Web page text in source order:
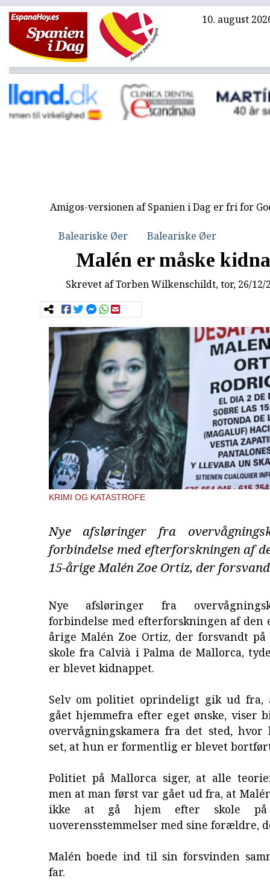
10. august
Amigos-versionen af Spanien i Dag er fri for
Baleariske Øer Baleariske Øer
Malén er måske
Skrevet afTorben Wilkenschildt, tor, 26/12/
KRIMI OG KATASTROFE
Nye afsløringer fra
forbindelse med efterforskningen af
15-årige Malén Zoe Ortiz, der
Nye afsløringer fra
forbindelse med efterforskningen af den
årige Malén Zoe Ortiz, der forsvandt
skole fra Calvià i Palma de Mallorca,
er blevet kidnappet.
Selv om politiet oprindeligt gik ud fra,
gået hjemmefra efter eget ønske, viser
overvågningskamera fra det sted,
set, at hun er formentlig er blevet
Politiet på Mallorca siger, at alle
men at man først var gået ud fra, at
ikke at gå hjem efter skole
uoverensstemmelser med sine forældre,
Malén boede ind til sin forsvinden
far.